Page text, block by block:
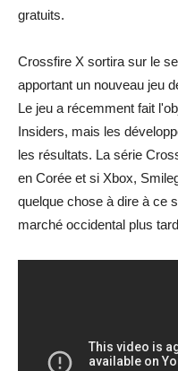
gratuits.
Crossfire X sortira sur le
apportant un nouveau jeu
Le jeu a récemment fait
Insiders, mais les
les résultats. La série
en Corée et si Xbox,
quelque chose à dire à ce
marché occidental plus